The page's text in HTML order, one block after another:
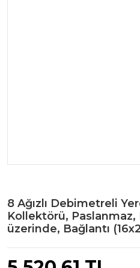
8 Ağızlı Debimetreli
Kollektörü,
üzerinde, Bağlantı